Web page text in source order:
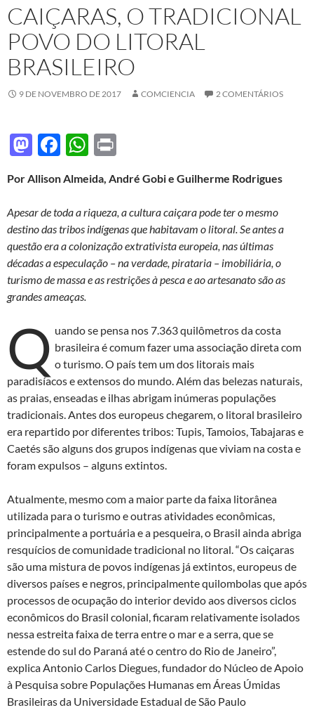
CAIÇARAS, O TRADICIONAL
POVO DO LITORAL
BRASILEIRO
9 DE NOVEMBRO DE 2017 COMCIENCIA 2 COMENTÁRIOS
M
to
d
o
n
F
e
b
o
o
k
W
at
s
A
p
p
nt
Por Allison Almeida, André Gobi e Guilherme Rodrigues
Apesar de toda a riqueza, a cultura caiçara pode ter o mesmo
destino das tribos indígenas que habitavam o litoral. Se antes a
questão era a colonização extrativista europeia, nas últimas
décadas a especulação – na verdade, pirataria – imobiliária, o
turismo de massa e as restrições à pesca e ao artesanato são as
grandes ameaças.
Q uando se pensa nos 7.363 quilômetros da costa
brasileira é comum fazer uma associação direta com
o turismo. O país tem um dos litorais mais
paradisíacos e extensos do mundo. Além das belezas naturais,
as praias, enseadas e ilhas abrigam inúmeras populações
tradicionais. Antes dos europeus chegarem, o litoral brasileiro
era repartido por diferentes tribos: Tupis, Tamoios, Tabajaras e
Caetés são alguns dos grupos indígenas que viviam na costa e
foram expulsos – alguns extintos.
Atualmente, mesmo com a maior parte da faixa litorânea
utilizada para o turismo e outras atividades econômicas,
principalmente a portuária e a pesqueira, o Brasil ainda abriga
resquícios de comunidade tradicional no litoral. “Os caiçaras
são uma mistura de povos indígenas já extintos, europeus de
diversos países e negros, principalmente quilombolas que após
processos de ocupação do interior devido aos diversos ciclos
econômicos do Brasil colonial, ficaram relativamente isolados
nessa estreita faixa de terra entre o mar e a serra, que se
estende do sul do Paraná até o centro do Rio de Janeiro”,
explica Antonio Carlos Diegues, fundador do Núcleo de Apoio
à Pesquisa sobre Populações Humanas em Áreas Úmidas
Brasileiras da Universidade Estadual de São Paulo